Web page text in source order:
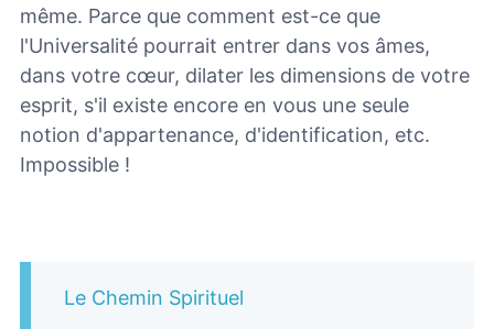
même. Parce que comment est-ce que
l'Universalité pourrait entrer dans vos âmes,
dans votre cœur, dilater les dimensions de votre
esprit, s'il existe encore en vous une seule
notion d'appartenance, d'identification, etc.
Impossible !
Le Chemin Spirituel